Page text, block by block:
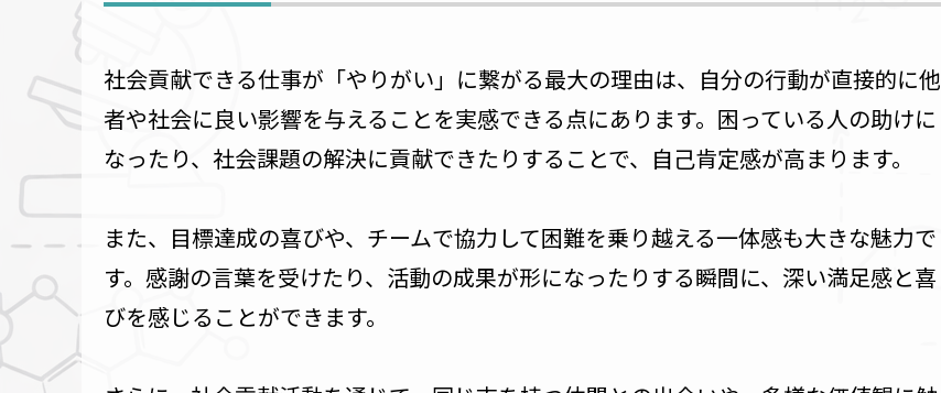
社会貢献できる仕事が「やりがい」に繋がる最大の理由は、自分の行動が直接的に他
者や社会に良い影響を与えることを実感できる点にあります。困っている人の助けに
なったり、社会課題の解決に貢献できたりすることで、自己肯定感が高まります。
また、目標達成の喜びや、チームで協力して困難を乗り越える一体感も大きな魅力で
す。感謝の言葉を受けたり、活動の成果が形になったりする瞬間に、深い満足感と喜
びを感じることができます。